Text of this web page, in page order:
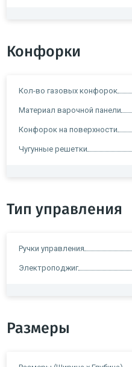
Конфорки
Кол-во газовых конфорок
Материал варочной панели
Конфорок на поверхности
Чугунные решетки
Тип управления
Ручки управления
Электроподжиг
Размеры